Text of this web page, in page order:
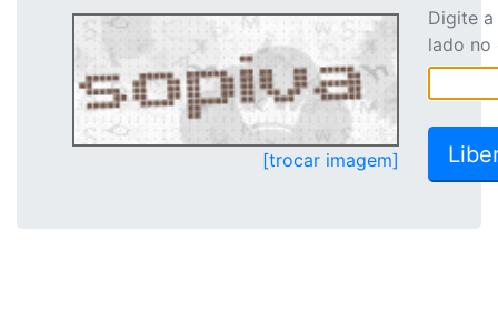
[trocar imagem]
Digite
lado no